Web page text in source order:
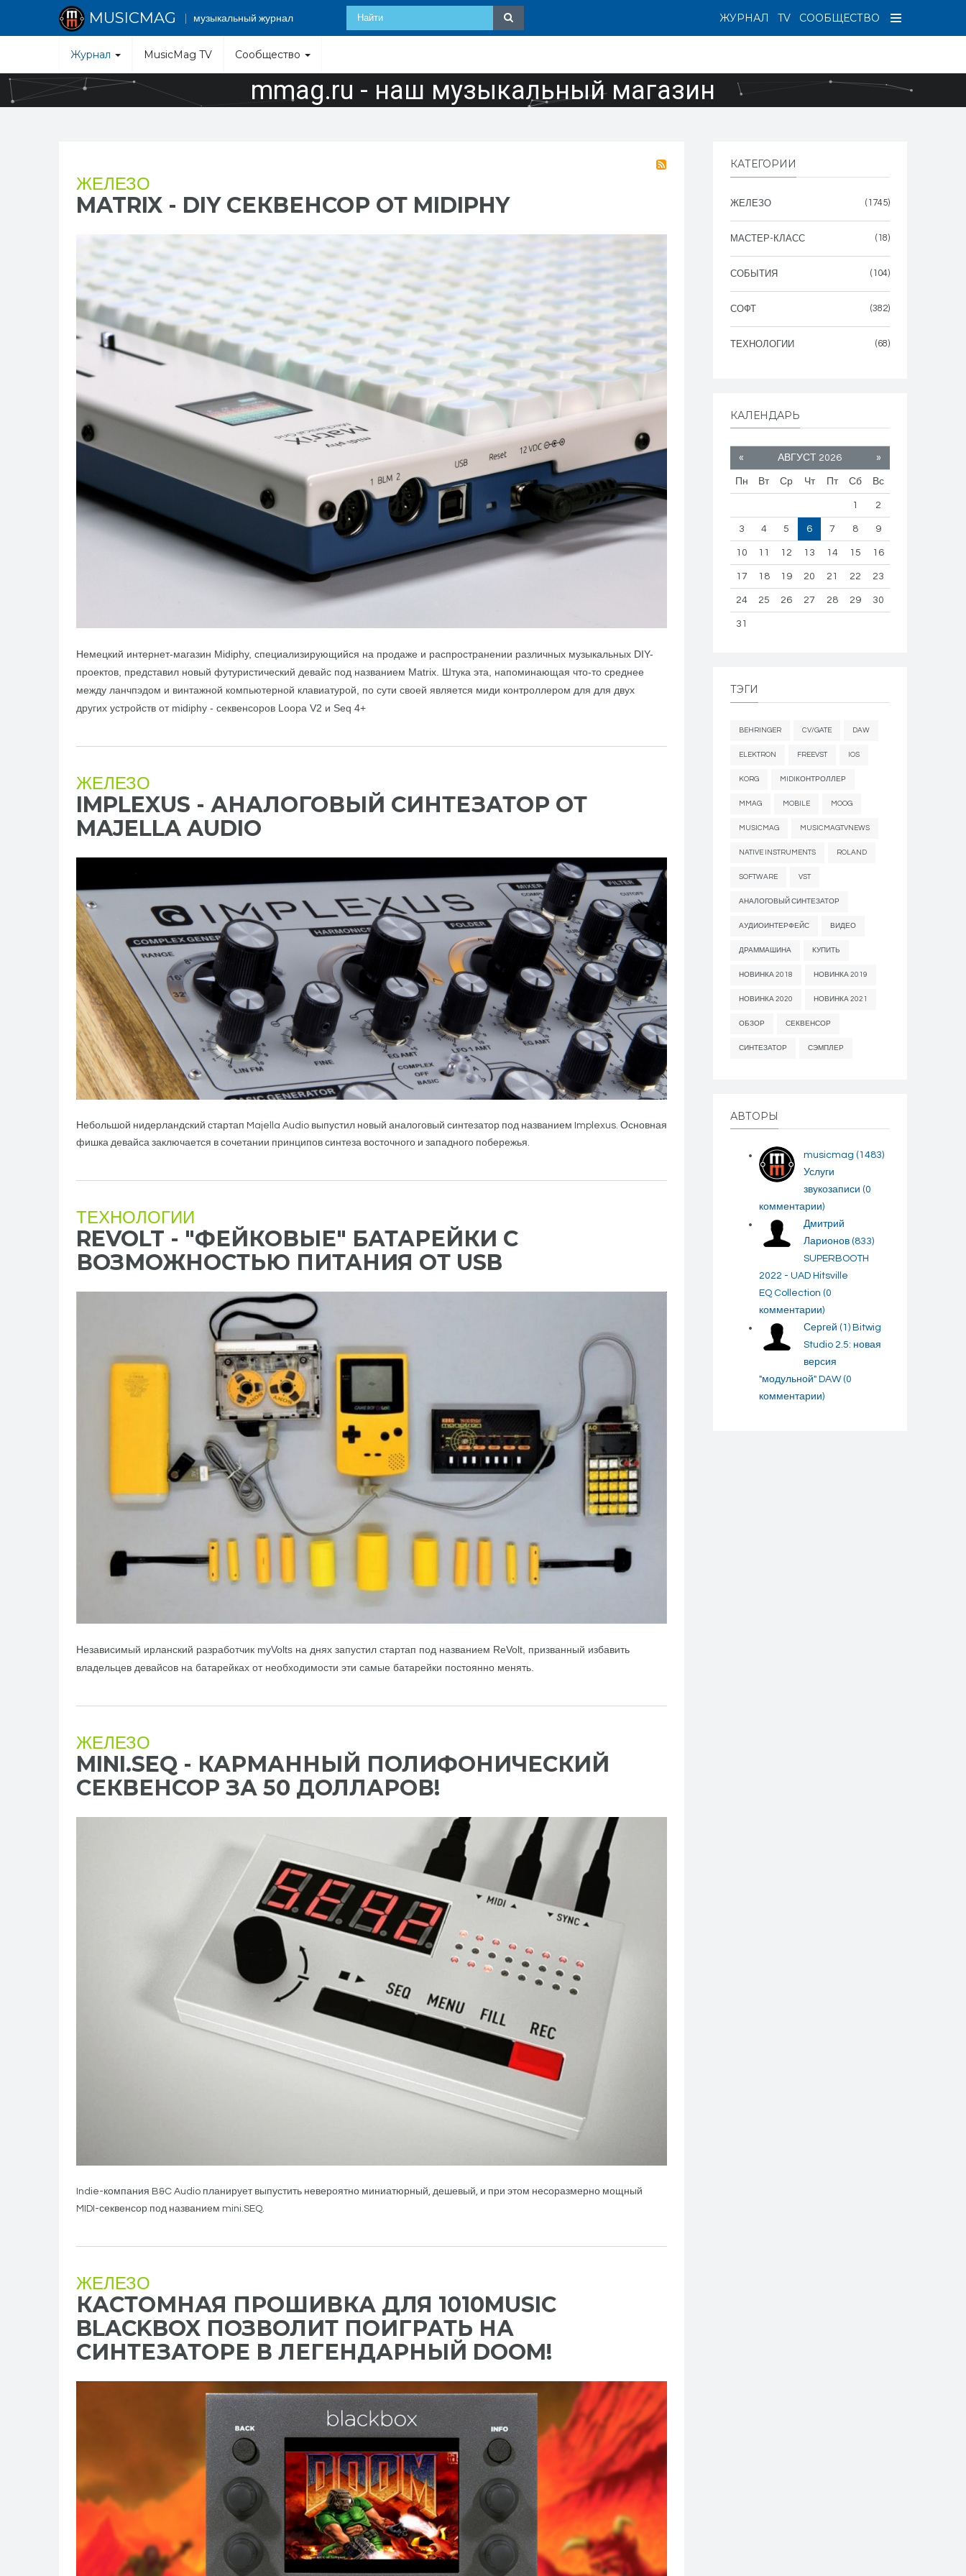
MUSICMAG музыкальный журнал СООБЩЕСТВО
TV
ЖУРНАЛ
Журнал MusicMag TV Сообщество
mmag.ru - наш музыкальный магазин
ЖЕЛЕЗО
MATRIX - DIY СЕКВЕНСОР ОТ MIDIPHY
Немецкий интернет-магазин Midiphy, специализирующийся на продаже и распространении различных музыкальных DIY-
проектов, представил новый футуристический девайс под названием Matrix. Штука эта, напоминающая что-то среднее
между ланчпэдом и винтажной компьютерной клавиатурой, по сути своей является миди контроллером для для двух
других устройств от midiphy - секвенсоров Loopa V2 и Seq 4+
ЖЕЛЕЗО
IMPLEXUS - АНАЛОГОВЫЙ СИНТЕЗАТОР ОТ
MAJELLA AUDIO
Небольшой нидерландский стартап Majella Audio выпустил новый аналоговый синтезатор под названием Implexus. Основная
фишка девайса заключается в сочетании принципов синтеза восточного и западного побережья.
ТЕХНОЛОГИИ
REVOLT - "ФЕЙКОВЫЕ" БАТАРЕЙКИ С
ВОЗМОЖНОСТЬЮ ПИТАНИЯ ОТ USB
Независимый ирланский разработчик myVolts на днях запустил стартап под названием ReVolt, призванный избавить
владельцев девайсов на батарейках от необходимости эти самые батарейки постоянно менять.
ЖЕЛЕЗО
MINI.SEQ - КАРМАННЫЙ ПОЛИФОНИЧЕСКИЙ
СЕКВЕНСОР ЗА 50 ДОЛЛАРОВ!
Indie-компания B&C Audio планирует выпустить невероятно миниатюрный, дешевый, и при этом несоразмерно мощный
MIDI-секвенсор под названием mini.SEQ.
ЖЕЛЕЗО
КАСТОМНАЯ ПРОШИВКА ДЛЯ 1010MUSIC
BLACKBOX ПОЗВОЛИТ ПОИГРАТЬ НА
СИНТЕЗАТОРЕ В ЛЕГЕНДАРНЫЙ DOOM!
КАТЕГОРИИ
ЖЕЛЕЗО (1745)
МАСТЕР-КЛАСС (18)
СОБЫТИЯ (104)
СОФТ (382)
ТЕХНОЛОГИИ (68)
КАЛЕНДАРЬ
« АВГУСТ 2026 »
Пн Вт Ср Чт Пт Сб Вс
1 2
3 4 5 6 7 8 9
10 11 12 13 14 15 16
17 18 19 20 21 22 23
24 25 26 27 28 29 30
31
ТЭГИ
BEHRINGER CV/GATE DAW
ELEKTRON FREEVST IOS
KORG MIDIКОНТРОЛЛЕР
MMAG MOBILE MOOG
MUSICMAG MUSICMAGTVNEWS
NATIVE INSTRUMENTS ROLAND
SOFTWARE VST
АНАЛОГОВЫЙ СИНТЕЗАТОР
АУДИОИНТЕРФЕЙС ВИДЕО
ДРАММАШИНА КУПИТЬ
НОВИНКА 2018 НОВИНКА 2019
НОВИНКА 2020 НОВИНКА 2021
ОБЗОР СЕКВЕНСОР
СИНТЕЗАТОР СЭМПЛЕР
АВТОРЫ
musicmag (1483)
Услуги
звукозаписи (0
комментарии)
Дмитрий
Ларионов (833)
SUPERBOOTH
2022 - UAD Hitsville
EQ Collection (0
комментарии)
Сергей (1) Bitwig
Studio 2.5: новая
версия
"модульной" DAW (0
комментарии)